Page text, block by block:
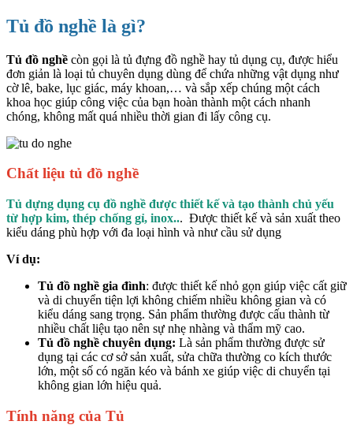
Tủ đồ nghề là gì?
Tủ đồ nghề còn gọi là tủ đựng đồ nghề hay tủ dụng cụ, được hiểu
đơn giản là loại tủ chuyên dụng dùng để chứa những vật dụng như
cờ lê, bake, lục giác, máy khoan,… và sắp xếp chúng một cách
khoa học giúp công việc của bạn hoàn thành một cách nhanh
chóng, không mất quá nhiều thời gian đi lấy công cụ.
Chất liệu tủ đồ nghề
Tủ dựng dụng cụ đồ nghề được thiết kế và tạo thành chủ yếu
từ hợp kim, thép chống gỉ, inox... Được thiết kế và sản xuất theo
kiểu dáng phù hợp với đa loại hình và như cầu sử dụng
Ví dụ:
Tủ đồ nghề gia đình: được thiết kế nhỏ gọn giúp việc cất giữ
và di chuyển tiện lợi không chiếm nhiều không gian và có
kiểu dáng sang trọng. Sản phẩm thường được cấu thành từ
nhiều chất liệu tạo nên sự nhẹ nhàng và thẩm mỹ cao.
Tủ đồ nghề chuyên dụng: Là sản phẩm thường được sử
dụng tại các cơ sở sản xuất, sửa chữa thường co kích thước
lớn, một số có ngăn kéo và bánh xe giúp việc di chuyển tại
không gian lớn hiệu quả.
Tính năng của Tủ